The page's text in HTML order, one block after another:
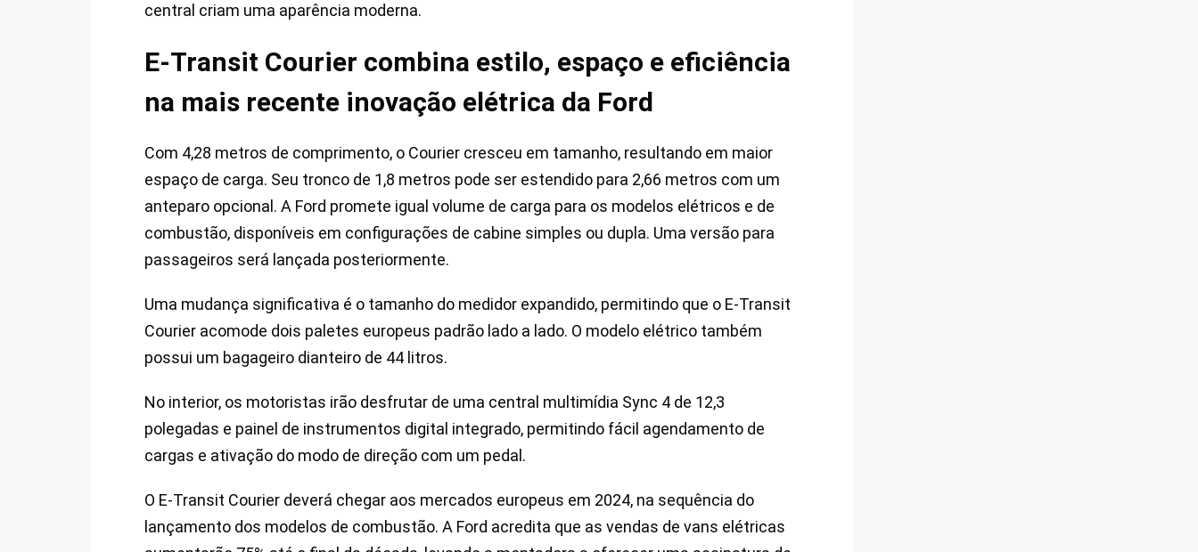
central criam uma aparência moderna.
E-Transit Courier combina estilo, espaço e eficiência
na mais recente inovação elétrica da Ford
Com 4,28 metros de comprimento, o Courier cresceu em tamanho, resultando em maior
espaço de carga. Seu tronco de 1,8 metros pode ser estendido para 2,66 metros com um
anteparo opcional. A Ford promete igual volume de carga para os modelos elétricos e de
combustão, disponíveis em configurações de cabine simples ou dupla. Uma versão para
passageiros será lançada posteriormente.
Uma mudança significativa é o tamanho do medidor expandido, permitindo que o E-Transit
Courier acomode dois paletes europeus padrão lado a lado. O modelo elétrico também
possui um bagageiro dianteiro de 44 litros.
No interior, os motoristas irão desfrutar de uma central multimídia Sync 4 de 12,3
polegadas e painel de instrumentos digital integrado, permitindo fácil agendamento de
cargas e ativação do modo de direção com um pedal.
O E-Transit Courier deverá chegar aos mercados europeus em 2024, na sequência do
lançamento dos modelos de combustão. A Ford acredita que as vendas de vans elétricas